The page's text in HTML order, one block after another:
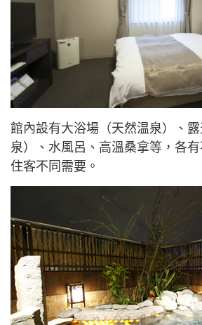
館內設有大浴場（天然温泉）、
泉）、水風呂、高溫桑拿等，各
住客不同需要。